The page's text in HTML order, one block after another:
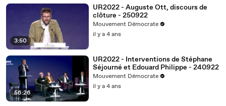
3:50
UR2022 - Auguste Ott, discours de
clôture - 250922
Mouvement Démocrate
il y a 4 ans
56:26
UR2022 - Interventions de Stéphane
Séjourné et Edouard Philippe - 240922
Mouvement Démocrate
il y a 4 ans